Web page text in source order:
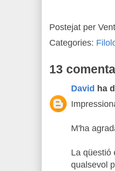
Postejat per
Categories:
13
David ha
M'ha
La qüestió
qualsevol